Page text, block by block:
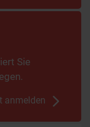
Sie
anmelden